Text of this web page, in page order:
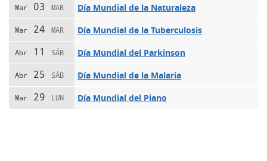
Mar 03 MAR Día Mundial de la Naturaleza
Mar 24 MAR Día Mundial de la Tuberculosis
Abr 11 SÁB Día Mundial del Parkinson
Abr 25 SÁB Día Mundial de la Malaria
Mar 29 LUN Día Mundial del Piano